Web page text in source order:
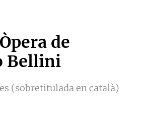
de
Bellini
(sobretitulada en català)